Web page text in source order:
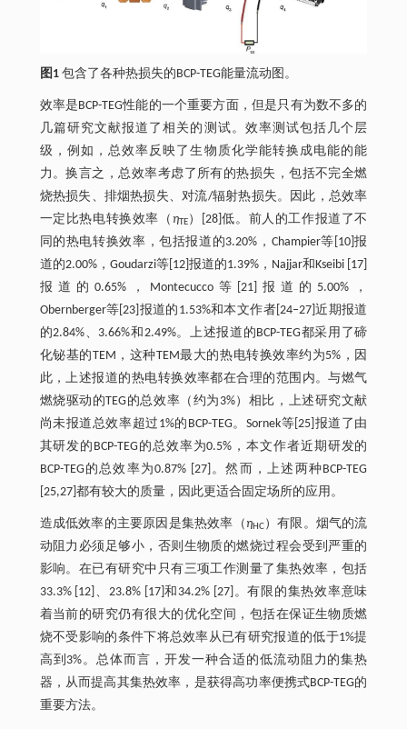
图1包含了各种热损失的BCP-TEG能量流动图。
效率是BCP-TEG性能的一个重要方面，但是只有为数不多的
几篇研究文献报道了相关的测试。效率测试包括几个层
级，例如，总效率反映了生物质化学能转换成电能的能
力。换言之，总效率考虑了所有的热损失，包括不完全燃
烧热损失、排烟热损失、对流/辐射热损失。因此，总效率
一定比热电转换效率（ ηTE）[28]低。前人的工作报道了不
同的热电转换效率，包括报道的3.20%，Champier等[10]报
道的2.00%，Goudarzi等[12]报道的1.39%，Najjar和Kseibi [17]
报道的0.65%，Montecucco等[21]报道的5.00%，
Obernberger等‍[23]报道的1.53%和本文作者[24‒27]近期报道
的2.84%、3.66%和2.49%。上述报道的BCP-TEG都采用了碲
化铋基的TEM，这种TEM最大的热电转换效率约为5%，因
此，上述报道的热电转换效率都在合理的范围内。与燃气
燃烧驱动的TEG的总效率（约为3%）相比，上述研究文献
尚未报道总效率超过1%的BCP-TEG。Sornek等[25]报道了由
其研发的BCP-TEG的总效率为0.5%，本文作者近期研发的
BCP-TEG的总效率为0.87% [27]。然而，上述两种BCP-TEG
[25,27]都有较大的质量，因此更适合固定场所的应用。
造成低效率的主要原因是集热效率（ ηHC）有限。烟气的流
动阻力必须足够小，否则生物质的燃烧过程会受到严重的
影响。在已有研究中只有三项工作测量了集热效率，包括
33.3% [12]、23.8% [17]和34.2% [27]。有限的集热效率意味
着当前的研究仍有很大的优化空间，包括在保证生物质燃
烧不受影响的条件下将总效率从已有研究报道的低于1%提
高到3%。总体而言，开发一种合适的低流动阻力的集热
器，从而提高其集热效率，是获得高功率便携式BCP-TEG的
重要方法。